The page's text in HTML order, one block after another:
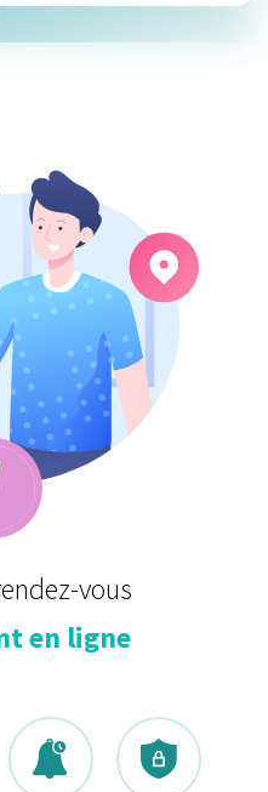
vous
en ligne
passe
de moi